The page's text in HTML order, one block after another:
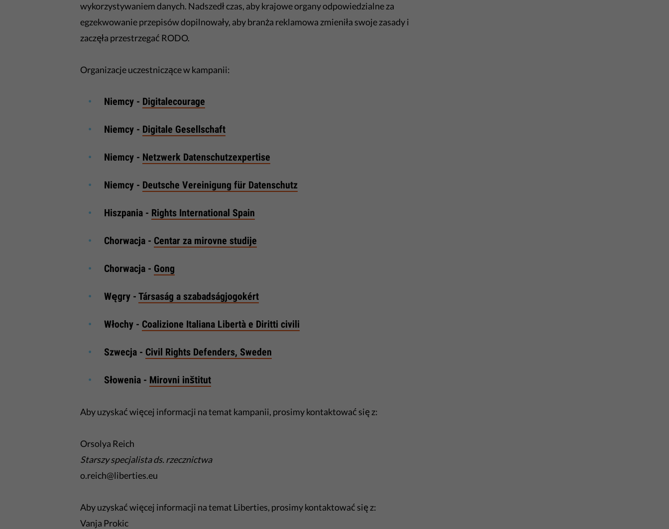
wykorzystywaniem danych. Nadszedł czas, aby krajowe organy odpowiedzialne za
egzekwowanie przepisów dopilnowały, aby branża reklamowa zmieniła swoje zasady i
zaczęła przestrzegać RODO.
Organizacje uczestniczące w kampanii:
Niemcy - Digitalecourage
Niemcy - Digitale Gesellschaft
Niemcy - Netzwerk Datenschutzexpertise
Niemcy - Deutsche Vereinigung für Datenschutz
Hiszpania - Rights International Spain
Chorwacja - Centar za mirovne studije
Chorwacja - Gong
Węgry -Társaság a szabadságjogokért
Włochy - Coalizione Italiana Libertà e Diritti civili
Szwecja - Civil Rights Defenders, Sweden
Słowenia - Mirovni inštitut
Aby uzyskać więcej informacji na temat kampanii, prosimy kontaktować się z:
Orsolya Reich
Starszy specjalista ds. rzecznictwa
o.reich@liberties.eu
Aby uzyskać więcej informacji na temat Liberties, prosimy kontaktować się z:
Vanja Prokic